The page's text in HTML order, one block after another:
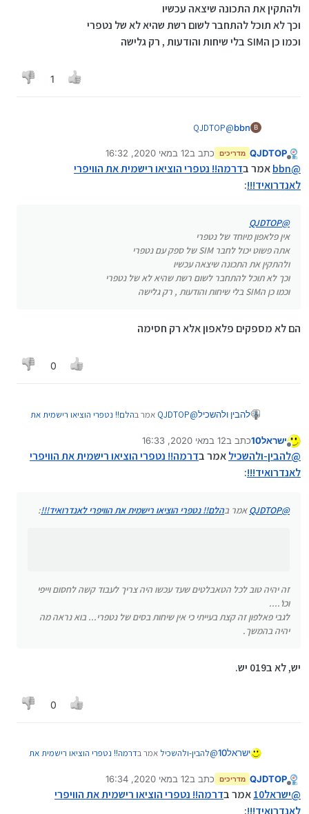
ולהתקין את התכונה שיצאה עכשיו
וכך לא תוכל להתחבר לשום רשת שהיא לא של נטפרי
וכמו כן הSIM בלי שיחות והודעות , רק גלישה
1
B
bbn
@
QJDTOP
אתה פשוט יכול לחבר SIM של ספק עם נטפרי
ולהתקין את התכונה שיצאה עכשיו
מנותק
QJDTOP מדריכים כתב ב12 במאי 2020, 16:32
נערך לאחרונה על ידי
@
bbnאמר בדרמה!! נטפרי הוציאו רישמית את הוויפרי
לאנדרואיד!!!:
@
QJDTOP
אין פלאפון מיוחד של נטפרי
אתה פשוט יכול לחבר SIM של ספק עם נטפרי
ולהתקין את התכונה שיצאה עכשיו
וכך לא תוכל להתחבר לשום רשת שהיא לא של נטפרי
וכמו כן הSIM בלי שיחות והודעות , רק גלישה
הם לא מספקים פלאפון אלא רק חסימה
0
להבין ולהשכיל@
QJDTOP אמר בהלם!! נטפרי הוציאו רישמית את
@להבין-ולהשכיל
זה לפלאפון?
נטפרי... בוא נראה מה יהיה בהמשך.
מנותק
ישראל10 כתב ב12 במאי 2020, 16:33
נערך לאחרונה על ידי
@להבין-ולהשכילאמר בדרמה!! נטפרי הוציאו רישמית את הוויפרי
לאנדרואיד!!!:
@
QJDTOPאמר בהלם!! נטפרי הוציאו רישמית את הוויפרי לאנדרואיד!!!:
זה יהיה טוב לכל הטאבלטים שעד עכשו היה צריך לעבוד קשה לחסום וייפי
וכו'....
לגבי פאלפון זה קצת בעייתי כי אין שיחות בסים של נטפרי... בוא נראה מה
יהיה בהמשך.
יש, לא ב019 יש.
0
ישראל10 @להבין-ולהשכיל אמר בדרמה!! נטפרי הוציאו רישמית את
@
QJDTOPאמר בהלם!! נטפרי הוציאו רישמית את
QJDTOP מדריכים כתב ב12 במאי 2020, 16:34
נערך לאחרונה על ידי
@ישראל10 אמר בדרמה!! נטפרי הוציאו רישמית את הוויפרי
לאנדרואיד!!!: